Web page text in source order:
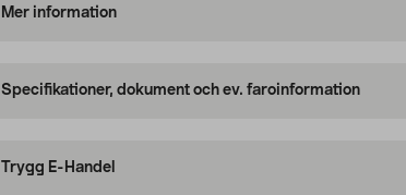
Mer information
Specifikationer, dokument och ev. faroinformation
Trygg E-Handel